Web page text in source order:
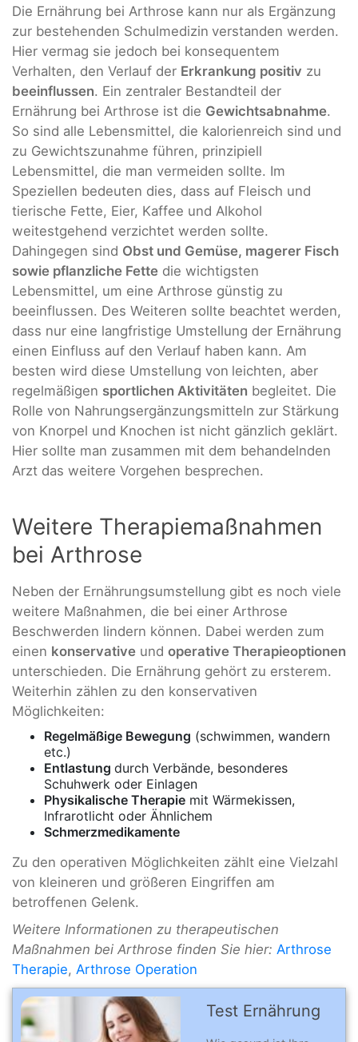
Die Ernährung bei Arthrose kann nur als Ergänzung
zur bestehenden Schulmedizin verstanden werden.
Hier vermag sie jedoch bei konsequentem
Verhalten, den Verlauf der Erkrankung positiv zu
beeinflussen. Ein zentraler Bestandteil der
Ernährung bei Arthrose ist die Gewichtsabnahme.
So sind alle Lebensmittel, die kalorienreich sind und
zu Gewichtszunahme führen, prinzipiell
Lebensmittel, die man vermeiden sollte. Im
Speziellen bedeuten dies, dass auf Fleisch und
tierische Fette, Eier, Kaffee und Alkohol
weitestgehend verzichtet werden sollte.
Dahingegen sind Obst und Gemüse, magerer Fisch
sowie pflanzliche Fette die wichtigsten
Lebensmittel, um eine Arthrose günstig zu
beeinflussen. Des Weiteren sollte beachtet werden,
dass nur eine langfristige Umstellung der Ernährung
einen Einfluss auf den Verlauf haben kann. Am
besten wird diese Umstellung von leichten, aber
regelmäßigen sportlichen Aktivitäten begleitet. Die
Rolle von Nahrungsergänzungsmitteln zur Stärkung
von Knorpel und Knochen ist nicht gänzlich geklärt.
Hier sollte man zusammen mit dem behandelnden
Arzt das weitere Vorgehen besprechen.
Weitere Therapiemaßnahmen
bei Arthrose
Neben der Ernährungsumstellung gibt es noch viele
weitere Maßnahmen, die bei einer Arthrose
Beschwerden lindern können. Dabei werden zum
einen konservative und operative Therapieoptionen
unterschieden. Die Ernährung gehört zu ersterem.
Weiterhin zählen zu den konservativen
Möglichkeiten:
Regelmäßige Bewegung (schwimmen, wandern
etc.)
Entlastung durch Verbände, besonderes
Schuhwerk oder Einlagen
Physikalische Therapie mit Wärmekissen,
Infrarotlicht oder Ähnlichem
Schmerzmedikamente
Zu den operativen Möglichkeiten zählt eine Vielzahl
von kleineren und größeren Eingriffen am
betroffenen Gelenk.
Weitere Informationen zu therapeutischen
Maßnahmen bei Arthrose finden Sie hier: Arthrose
Therapie, Arthrose Operation
Test Ernährung